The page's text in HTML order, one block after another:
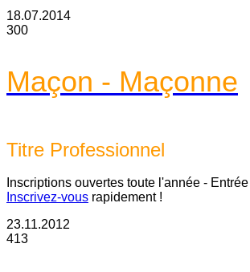
18.07.2014
300
Maçon - Maçonne
Titre Professionnel
Inscriptions ouvertes toute l'année -
Inscrivez-vous rapidement !
23.11.2012
413